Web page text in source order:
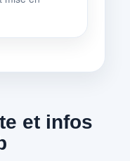
et infos